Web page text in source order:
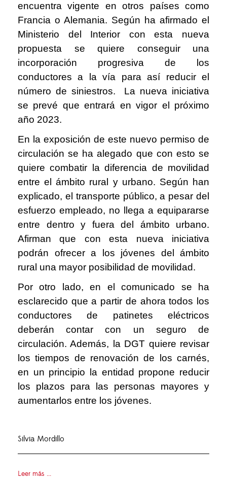
encuentra vigente en otros países como
Francia o Alemania. Según ha afirmado el
Ministerio del Interior con esta nueva
propuesta se quiere conseguir una
incorporación progresiva de los
conductores a la vía para así reducir el
número de siniestros. La nueva iniciativa
se prevé que entrará en vigor el próximo
año 2023.
En la exposición de este nuevo permiso de
circulación se ha alegado que con esto se
quiere combatir la diferencia de movilidad
entre el ámbito rural y urbano. Según han
explicado, el transporte público, a pesar del
esfuerzo empleado, no llega a equipararse
entre dentro y fuera del ámbito urbano.
Afirman que con esta nueva iniciativa
podrán ofrecer a los jóvenes del ámbito
rural una mayor posibilidad de movilidad.
Por otro lado, en el comunicado se ha
esclarecido que a partir de ahora todos los
conductores de patinetes eléctricos
deberán contar con un seguro de
circulación. Además, la DGT quiere revisar
los tiempos de renovación de los carnés,
en un principio la entidad propone reducir
los plazos para las personas mayores y
aumentarlos entre los jóvenes.
Silvia Mordillo
Leer más ...